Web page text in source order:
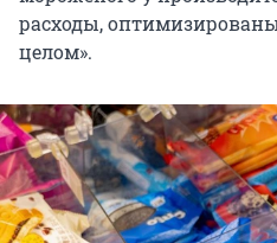
расходы,
целом».